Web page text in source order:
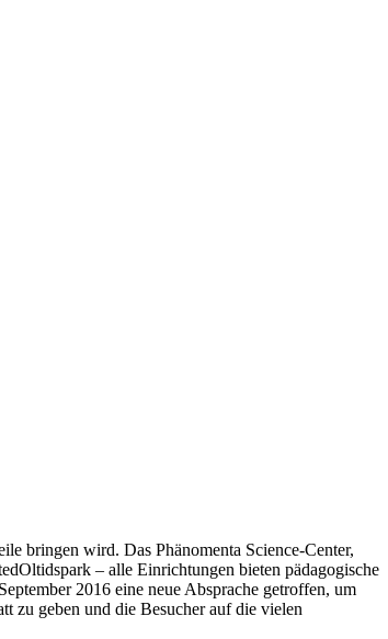
bringen wird. Das Phänomenta Science-Center,
– alle Einrichtungen bieten pädagogische
2016 eine neue Absprache getroffen, um
zu geben und die Besucher auf die vielen